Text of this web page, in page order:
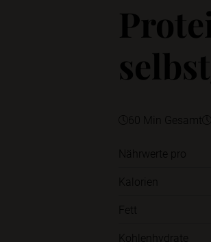
60 Min Gesamt
Nährwerte pro
Kalorien
Fett
Kohlenhydrate